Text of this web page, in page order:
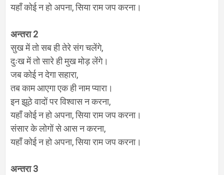
यहाँ कोई न हो अपना,सिया राम जप करना।
अन्तरा2
सुख में तो सब ही तेरे संग चलेंगे,
दुःख में तो सारे ही मुख मोड़ लेंगे।
जब कोई न देगा सहारा,
तब काम आएगा एक ही नाम प्यारा।
इन झूठे वादों पर विश्वास न करना,
यहाँ कोई न हो अपना,सिया राम जप करना।
संसार के लोगों से आस न करना,
यहाँ कोई न हो अपना,सिया राम जप करना।
अन्तरा3